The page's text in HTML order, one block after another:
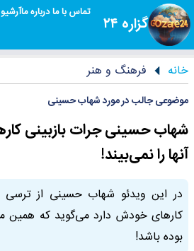
گزاره ۲۴
تماس با مادرباره ماآرشیو
خانه فرهنگ و هنر
موضوعی جالب در مورد شهاب حسینی
شهاب حسینی جرات بازبینی
آنها را نمی‌بیند!
در این ویدئو شهاب حسینی از ترسی
کارهای خودش دارد می‌گوید که همین
بوده باشد!